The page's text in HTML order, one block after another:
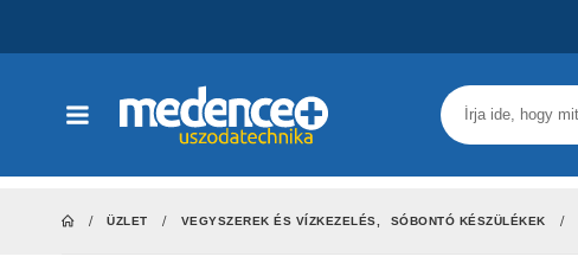
ÜZLET VEGYSZEREK ÉS VÍZKEZELÉS SÓBONTÓ KÉSZÜLÉKEK